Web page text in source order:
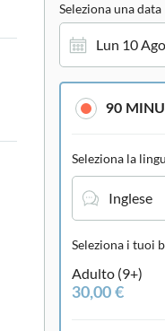
Seleziona una data
Lun 10
90
Seleziona la
Inglese
Seleziona i tuoi
Adulto (9+)
30,00 €